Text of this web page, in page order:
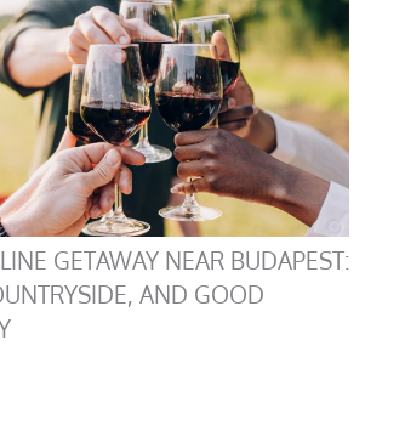
GETAWAY NEAR BUDAPEST:
AND GOOD